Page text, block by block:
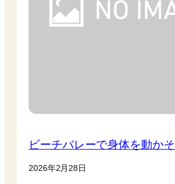
ビーチバレーで身体を動かそ
2026年2月28日